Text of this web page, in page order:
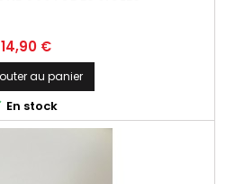
Prix
14,90 €
au panier
En stock